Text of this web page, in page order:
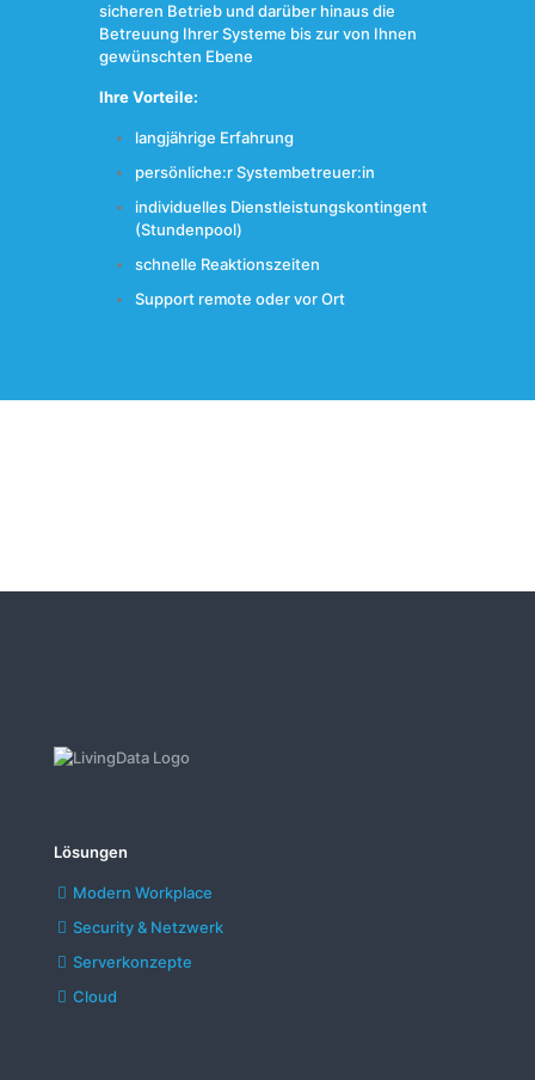
sicheren Betrieb und darüber hinaus die
Betreuung Ihrer Systeme bis zur von Ihnen
gewünschten Ebene
Ihre Vorteile:
langjährige Erfahrung
persönliche:r Systembetreuer:in
individuelles Dienstleistungskontingent
(Stundenpool)
schnelle Reaktionszeiten
Support remote oder vor Ort
Lösungen
Modern Workplace
Security & Netzwerk
Serverkonzepte
Cloud